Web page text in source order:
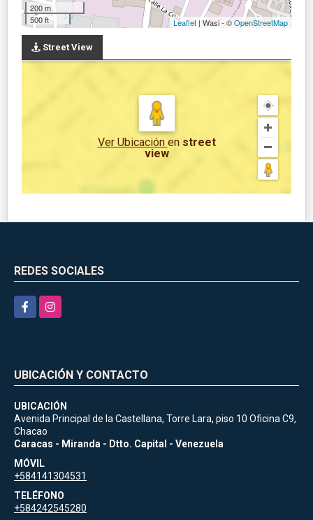
200 m
500 ft
Leaflet | Wasi - ©OpenStreetMap
Street View
Ver Ubicación en street
view
REDES SOCIALES
FacebookInstagram
UBICACIÓN Y CONTACTO
UBICACIÓN
Avenida Principal de la Castellana, Torre Lara, piso 10 Oficina C9,
Chacao
Caracas - Miranda - Dtto. Capital - Venezuela
MÓVIL
+584141304531
TELÉFONO
+584242545280